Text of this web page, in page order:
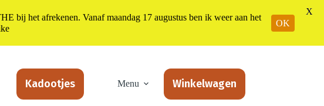
Kadootjes Menu Winkelwagen
het afrekenen. Vanaf maandag 17 augustus ben ik weer aan het
OK
X